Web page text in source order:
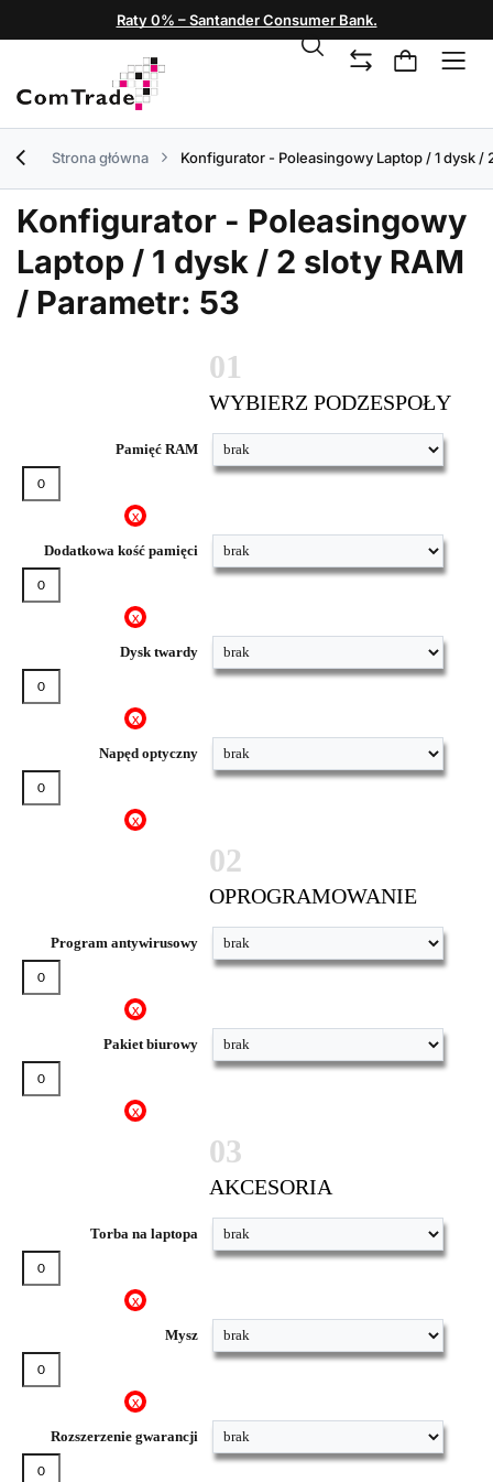
Raty 0% – Santander Consumer Bank.
Strona główna Konfigurator - Poleasingowy Laptop / 1 dysk /
Konfigurator - Poleasingowy
Laptop / 1 dysk / 2 sloty RAM
/ Parametr: 53
01
WYBIERZ PODZESPOŁY
Pamięć RAM
x
Dodatkowa kość pamięci
x
Dysk twardy
x
Napęd optyczny
x
02
OPROGRAMOWANIE
Program antywirusowy
x
Pakiet biurowy
x
03
AKCESORIA
Torba na laptopa
x
Mysz
x
Rozszerzenie gwarancji